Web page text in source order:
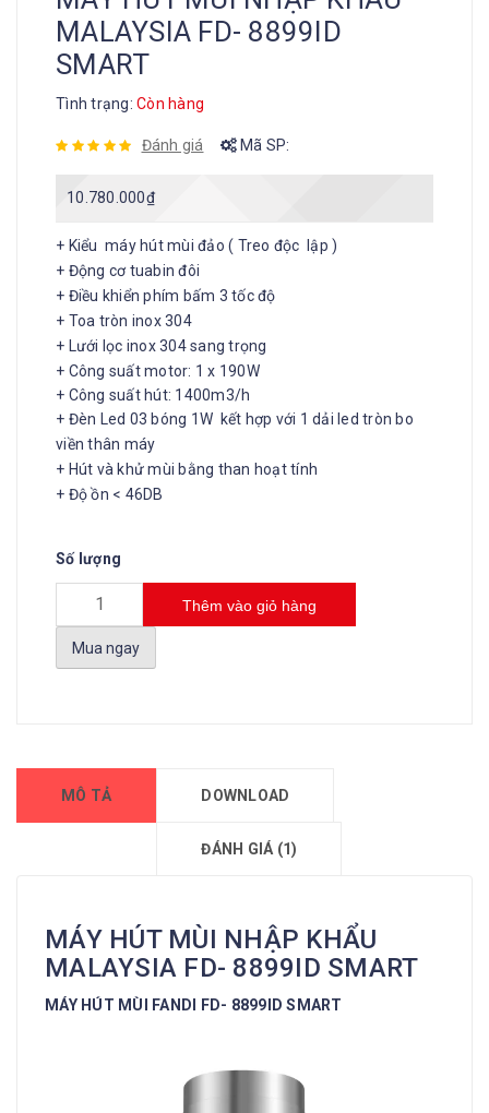
MALAYSIA FD- 8899ID
SMART
Tình trạng: Còn hàng
Đánh giá Mã SP:
10.780.000₫
+ Kiểu máy hút mùi đảo ( Treo độc lập )
+ Động cơ tuabin đôi
+ Điều khiển phím bấm 3 tốc độ
+ Toa tròn inox 304
+ Lưới lọc inox 304 sang trọng
+ Công suất motor: 1 x 190W
+ Công suất hút: 1400m3/h
+ Đèn Led 03 bóng 1W kết hợp với 1 dải led tròn bo
viền thân máy
+ Hút và khử mùi bằng than hoạt tính
+ Độ ồn < 46DB
Số lượng
Thêm vào giỏ hàng
Mua ngay
MÔ TẢ DOWNLOAD
ĐÁNH GIÁ (1)
MÁY HÚT MÙI NHẬP KHẨU
MALAYSIA FD- 8899ID SMART
MÁY HÚT MÙI FANDI FD- 8899ID SMART